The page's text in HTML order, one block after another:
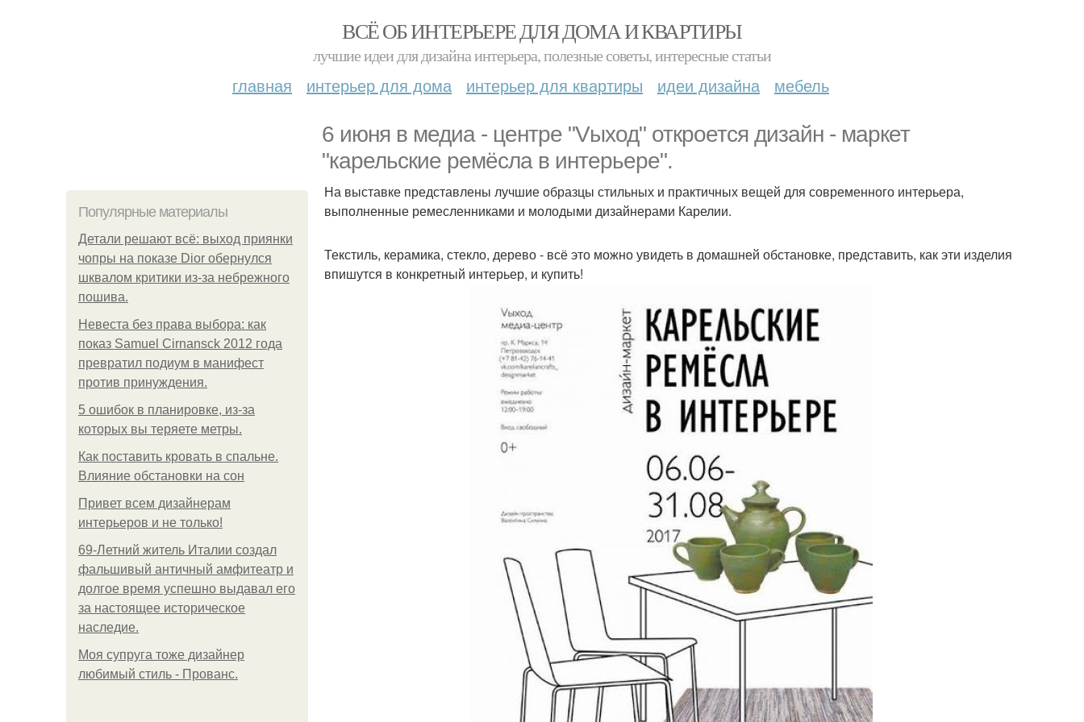
ВСЁ ОБ ИНТЕРЬЕРЕ ДЛЯ ДОМА И КВАРТИРЫ
лучшие идеи для дизайна интерьера, полезные советы, интересные статьи
главная интерьер для дома интерьер для квартиры идеи дизайна мебель
6 июня в медиа - центре "Vыход" откроется дизайн - маркет
"карельские ремёсла в интерьере".
Популярные материалы
Детали решают всё: выход приянки
чопры на показе Dior обернулся
шквалом критики из-за небрежного
пошива.
Невеста без права выбора: как
показ Samuel Cirnansck 2012 года
превратил подиум в манифест
против принуждения.
5 ошибок в планировке, из-за
которых вы теряете метры.
Как поставить кровать в спальне.
Влияние обстановки на сон
Привет всем дизайнерам
интерьеров и не только!
69-Летний житель Италии создал
фальшивый античный амфитеатр и
долгое время успешно выдавал его
за настоящее историческое
наследие.
Моя супруга тоже дизайнер
любимый стиль - Прованс.
На выставке представлены лучшие образцы стильных и практичных вещей для современного интерьера,
выполненные ремесленниками и молодыми дизайнерами Карелии.
Текстиль, керамика, стекло, дерево - всё это можно увидеть в домашней обстановке, представить, как эти изделия
впишутся в конкретный интерьер, и купить!